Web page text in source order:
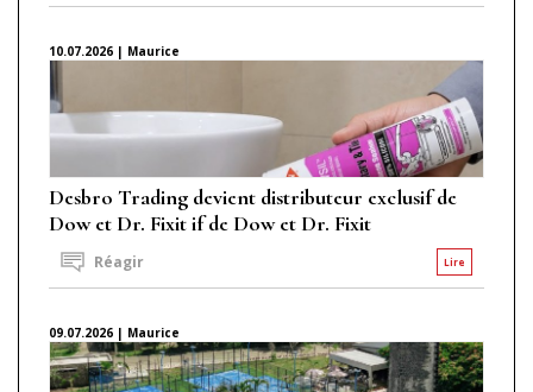
10.07.2026 | Maurice
Desbro Trading devient distributeur exclusif de
Dow et Dr. Fixit if de Dow et Dr. Fixit
Lire
Réagir
09.07.2026 | Maurice